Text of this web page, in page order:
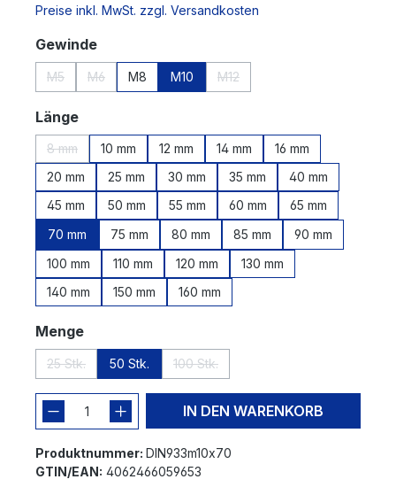
Preise inkl. MwSt. zzgl. Versandkosten
Gewindeauswählen
M5 M6 M8 M10 M12
Längeauswählen
8 mm 10 mm 12 mm 14 mm
16 mm
20 mm
25 mm 30 mm 35 mm
40 mm
45 mm
50 mm 55 mm 60 mm
65 mm
70 mm
75 mm 80 mm 85 mm
90 mm
100 mm
110 mm 120 mm
130 mm
140 mm
150 mm 160 mm
Mengeauswählen
25 Stk. 50 Stk. 100 Stk.
IN DEN WARENKORB
Produktnummer: DIN933m10x70
GTIN/EAN: 4062466059653